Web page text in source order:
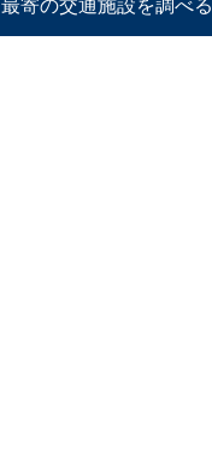
最寄の交通施設を調べる